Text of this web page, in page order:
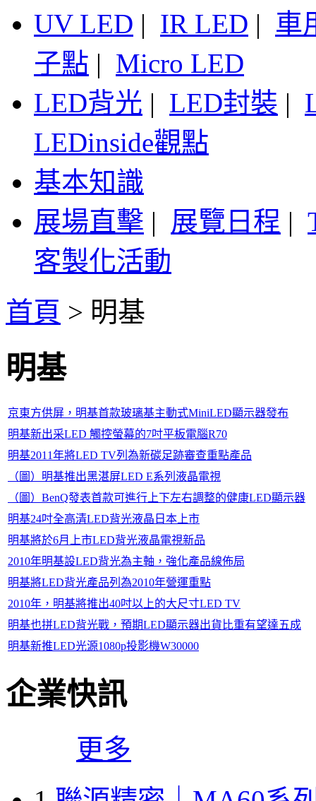
UV LED | IR LED | 車
子點 | Micro LED
LED背光 | LED封裝 |
LEDinside觀點
基本知識
展場直擊 | 展覽日程 |
客製化活動
首頁 > 明基
明基
京東方供屏，明基首款玻璃基主動式MiniLED顯示器發布
明基新出采LED 觸控螢幕的7吋平板電腦R70
明基2011年將LED TV列為新碳足跡審查重點產品
（圖）明基推出黑湛屏LED E系列液晶電視
（圖）BenQ發表首款可進行上下左右調整的健康LED顯示器
明基24吋全高清LED背光液晶日本上市
明基將於6月上市LED背光液晶電視新品
2010年明基設LED背光為主軸，強化產品線佈局
明基將LED背光產品列為2010年營運重點
2010年，明基將推出40吋以上的大尺寸LED TV
明基也拼LED背光戰，預期LED顯示器出貨比重有望達五成
明基新推LED光源1080p投影機W30000
企業快訊
更多